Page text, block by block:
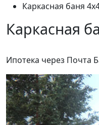
Каркасная баня
Каркасная
Ипотека через Почта